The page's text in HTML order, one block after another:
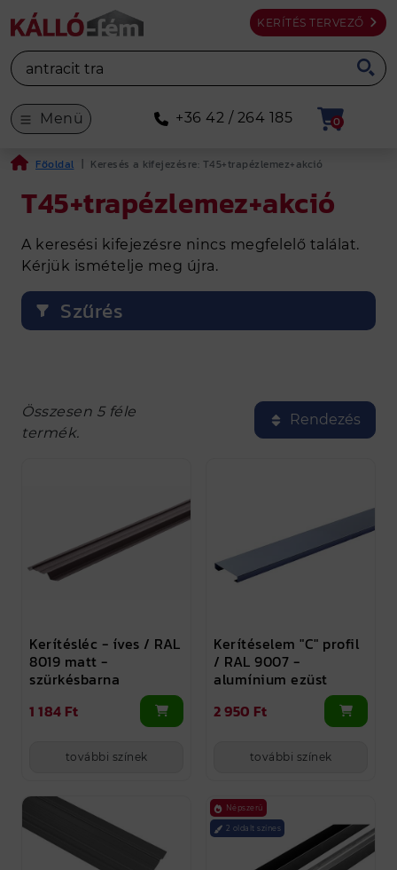
KERÍTÉS TERVEZŐ
Menü +36 42 / 264 185 0
Főoldal | Keresés a kifejezésre: T45+trapézlemez+akció
T45+trapézlemez+akció
A keresési kifejezésre nincs megfelelő találat.
Kérjük ismételje meg újra.
Szűrés
Összesen 5 féle
termék.
Rendezés
Kerítésléc - íves / RAL
8019 matt -
szürkésbarna
1 184 Ft
további színek
Kerítéselem "C" profil
/ RAL 9007 -
alumínium ezüst
2 950 Ft
további színek
Népszerű
2 oldalt színes